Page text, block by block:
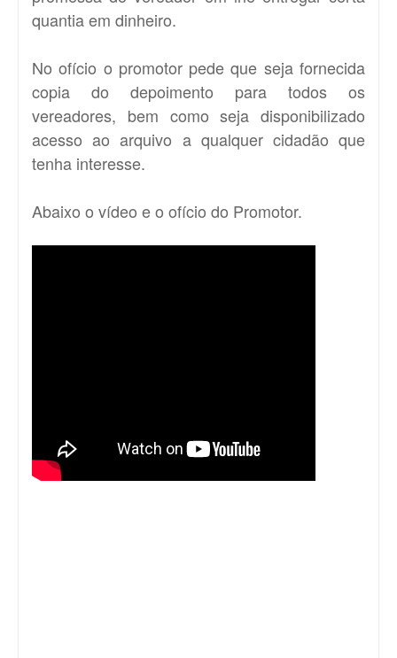
quantia em dinheiro.
No ofício o promotor pede que seja fornecida
copia do depoimento para todos os
vereadores, bem como seja disponibilizado
acesso ao arquivo a qualquer cidadão que
tenha interesse.
Abaixo o vídeo e o ofício do Promotor.